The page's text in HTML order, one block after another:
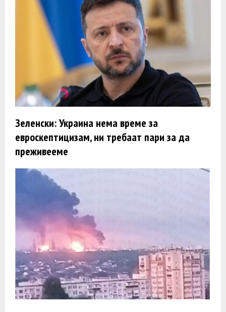
Зеленски: Украина нема време за
евроскептицизам, ни требаат пари за да
преживееме